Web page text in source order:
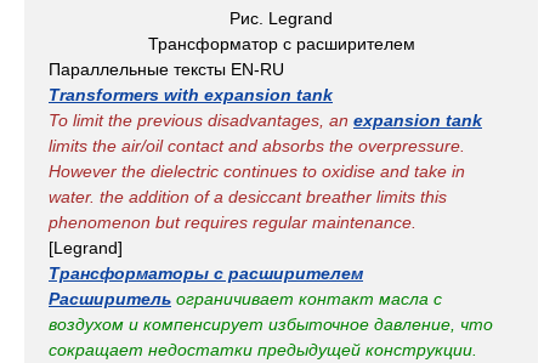
Рис. Legrand
Трансформатор с расширителем
Параллельные тексты EN-RU
Transformers with expansion tank
To limit the previous disadvantages, an expansion tank
limits the air/oil contact and absorbs the overpressure.
However the dielectric continues to oxidise and take in
water. the addition of a desiccant breather limits this
phenomenon but requires regular maintenance.
[Legrand]
Трансформаторы с расширителем
Расширитель ограничивает контакт масла с
воздухом и компенсирует избыточное давление, что
сокращает недостатки предыдущей конструкции.